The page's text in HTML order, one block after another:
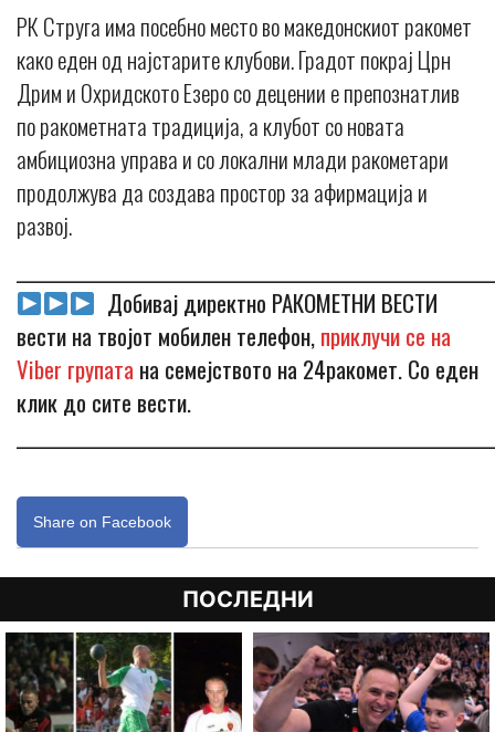
РК Струга има посебно место во македонскиот ракомет
како еден од најстарите клубови. Градот покрај Црн
Дрим и Охридското Езеро со децении е препознатлив
по ракометната традиција, а клубот со новата
амбициозна управа и со локални млади ракометари
продолжува да создава простор за афирмација и
развој.
Добивај директно РАКОМЕТНИ ВЕСТИ
вести на твојот мобилен телефон,приклучи се на
Viber групата на семејството на 24ракомет. Со еден
клик до сите вести.
Share on Facebook
ПОСЛЕДНИ